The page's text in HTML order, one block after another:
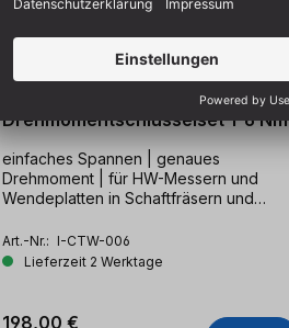
Drehmomentschlüsselset 1-6 Nm
einfaches Spannen | genaues
Drehmoment | für HW-Messern und
Wendeplatten in Schaftfräsern und
Art.-Nr.: I-CTW-006
Lieferzeit 2 Werktage
198,00 €